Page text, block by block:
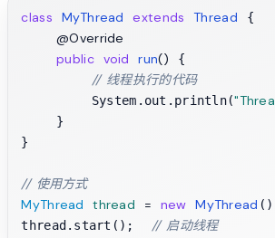
class MyThread extends Thread {
@Override
public void run() {
// 线程执行的代码
        System.out.println(
    }
}
// 使用方式
MyThread
thread = new MyThread
thread.start(); // 启动线程